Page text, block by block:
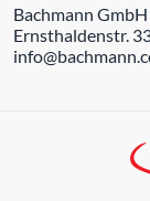
Bachmann GmbH
Ernsthaldenstr.